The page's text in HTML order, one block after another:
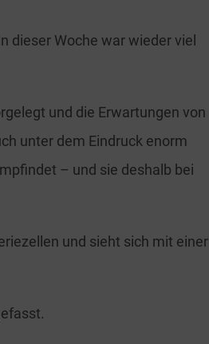
dieser Woche war wieder viel
und die Erwartungen von
unter dem Eindruck enorm
– und sie deshalb bei
und sieht sich mit einer